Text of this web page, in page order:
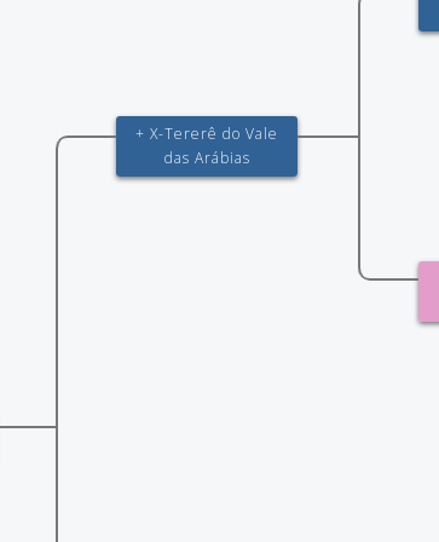
+ X-Tererê do Vale
das Arábias